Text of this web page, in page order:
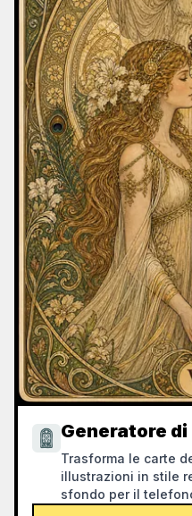
Generatore
Trasforma le carte
illustrazioni in stile
sfondo per il